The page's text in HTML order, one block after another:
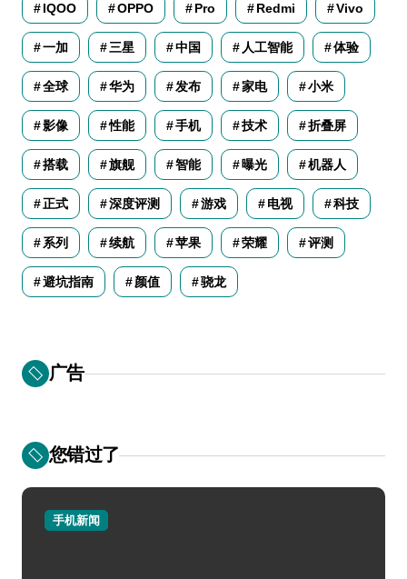
IQOO OPPO Pro Redmi Vivo
一加 三星 中国 人工智能 体验
全球 华为 发布 家电 小米
影像 性能 手机 技术 折叠屏
搭载 旗舰 智能 曝光 机器人
正式 深度评测 游戏 电视 科技
系列 续航 苹果 荣耀 评测
避坑指南 颜值 骁龙
广告
您错过了
手机新闻